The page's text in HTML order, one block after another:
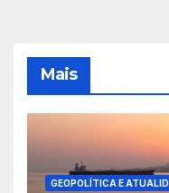
Mais
GEOPOLÍTICA E